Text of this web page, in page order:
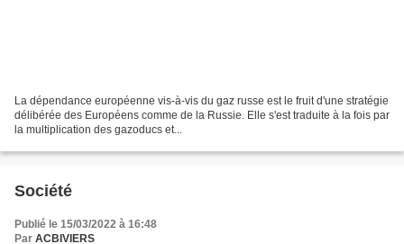
La dépendance européenne vis-à-vis du gaz russe est le fruit d'une stratégie
délibérée des Européens comme de la Russie. Elle s'est traduite à la fois par
la multiplication des gazoducs et...
Société
Publié le 15/03/2022 à 16:48
Par ACBIVIERS